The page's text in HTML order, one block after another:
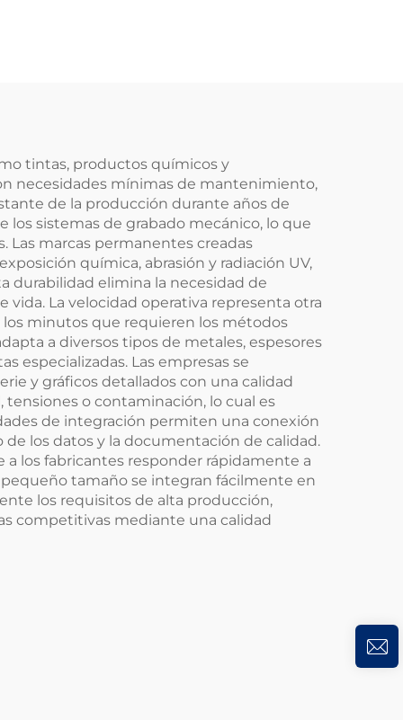
tintas, productos químicos y
necesidades mínimas de mantenimiento,
de la producción durante años de
sistemas de grabado mecánico, lo que
Las marcas permanentes creadas
química, abrasión y radiación UV,
durabilidad elimina la necesidad de
La velocidad operativa representa otra
minutos que requieren los métodos
a diversos tipos de metales, espesores
especializadas. Las empresas se
y gráficos detallados con una calidad
o contaminación, lo cual es
de integración permiten una conexión
los datos y la documentación de calidad.
los fabricantes responder rápidamente a
tamaño se integran fácilmente en
los requisitos de alta producción,
competitivas mediante una calidad